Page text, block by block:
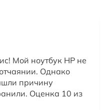
Мой ноутбук HP не
Однако
причину
Оценка 10 из